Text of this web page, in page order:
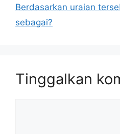
Berdasarkan uraian
sebagai?
Tinggalkan